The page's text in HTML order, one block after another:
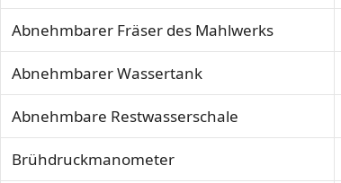
Abnehmbarer Fräser des Mahlwerks
Abnehmbarer Wassertank
Abnehmbare Restwasserschale
Brühdruckmanometer